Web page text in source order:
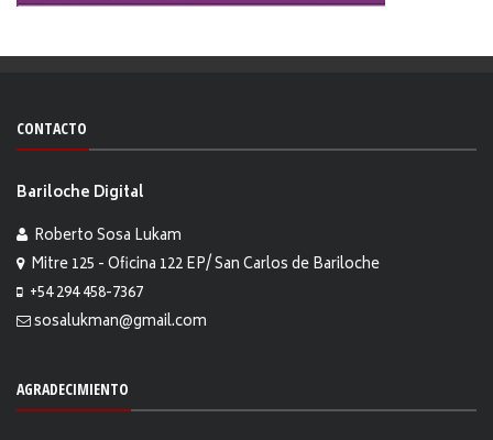
CONTACTO
Bariloche Digital
Roberto Sosa Lukam
Mitre 125 - Oficina 122 EP/ San Carlos de Bariloche
+54 294 458-7367
sosalukman@gmail.com
AGRADECIMIENTO